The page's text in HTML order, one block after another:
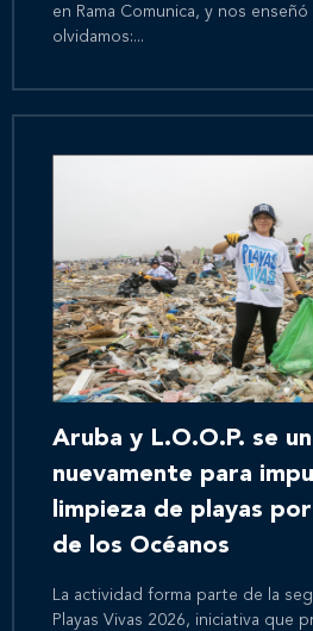
en Rama Comunica, y nos
olvidamos:...
Aruba y L.O.O.P. se
nuevamente para
limpieza de playas
de los Océanos
La actividad forma parte de la
Playas Vivas 2026, iniciativa que